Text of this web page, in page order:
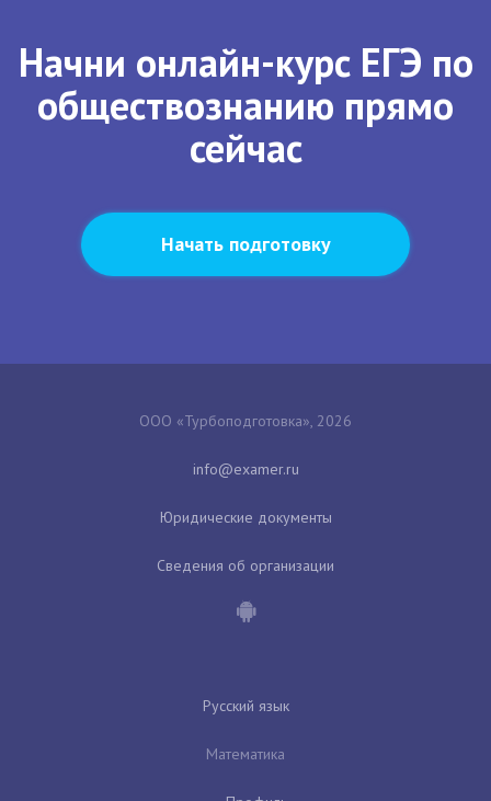
Начни онлайн-курс ЕГЭ по
обществознанию прямо
сейчас
Начать подготовку
ООО «Турбоподготовка», 2026
Юридические документы
Сведения об организации
Русский язык
Математика